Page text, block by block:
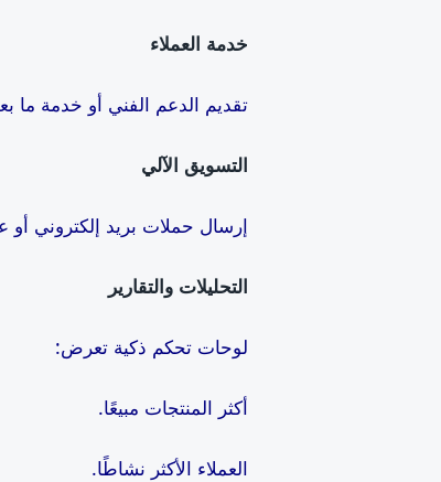
خدمة العملاء
تقديم الدعم الفني أو خدمة ما
التسويق الآلي
إرسال حملات بريد إلكتروني
التحليلات والتقارير
لوحات تحكم ذكية تعرض:
أكثر المنتجات مبيعًا.
العملاء الأكثر نشاطًا.